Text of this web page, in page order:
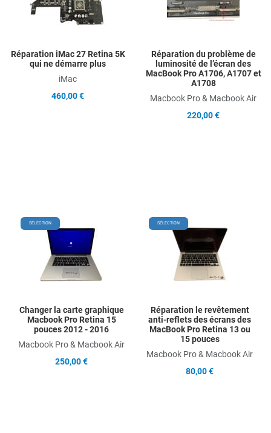
Quick View
Réparation iMac 27 Retina 5K
qui ne démarre plus
iMac
460,00 €
Réparation du problème de
luminosité de l’écran des
MacBook Pro A1706, A1707 et
A1708
Macbook Pro & Macbook Air
220,00 €
SÉLECTION Add to Wishlist
Add to Compare
Changer la carte graphique
Macbook Pro Retina 15
pouces 2012 - 2016
Macbook Pro & Macbook Air
250,00 €
SÉLECTION
Réparation le revêtement
anti-reflets des écrans des
MacBook Pro Retina 13 ou
15 pouces
Macbook Pro & Macbook Air
80,00 €